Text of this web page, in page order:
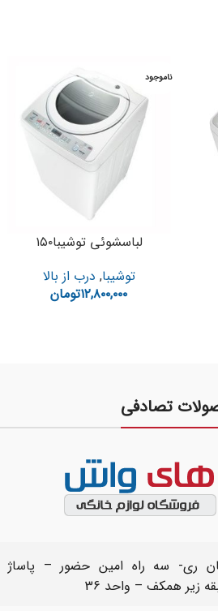
ناموجود
لباسشوئی توشیبا۱۵۰
توشیبا, درب از بالا
۱۲,۸۰۰,۰۰۰تومان
تصادفی
ری- سه راه امین حضور – پاساژ
زیر همکف – واحد 36